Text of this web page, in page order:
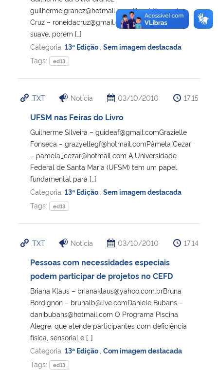
guilherme.granez@hotmail.com Ronei Bueno da
Cruz – roneidacruz@gmail.com Com uma voz
suave, porém […]
Categoria: 13ª Edição Sem imagem destacada
Tags:
ed13
.TXT Notícia 03/10/2010 17:15
UFSM nas Feiras do Livro
Guilherme Silveira – guideaf@gmail.comGrazielle
Fonseca – grazyellegf@hotmail.comPâmela Cezar
– pamela_cezar@hotmail.com A Universidade
Federal de Santa Maria (UFSM) tem um papel
fundamental para […]
Categoria: 13ª Edição Sem imagem destacada
Tags:
ed13
.TXT Notícia 03/10/2010 17:14
Pessoas com necessidades especiais
podem participar de projetos no CEFD
Briana Klaus – brianaklaus@yahoo.com.brBruna
Bordignon – brunalb@live.comDaniele Bubans –
danibubans@hotmail.com O Programa Piscina
Alegre, que atende participantes com deficiência
física, sensorial e […]
Categoria: 13ª Edição Com imagem destacada
Tags:
ed13